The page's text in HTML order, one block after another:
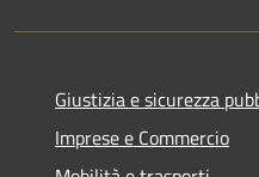
Giustizia e sicurezza
Imprese e Commercio